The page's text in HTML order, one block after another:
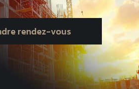
rendez-vous